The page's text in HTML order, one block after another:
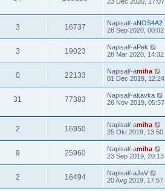
3 16737 Napisal/-aNOS4A2
28 Sep 2020, 00:02
3 19023 Napisal/-aPek
28 Mar 2020, 14:32
0 22133 Napisal/-amiha
01 Dec 2019, 12:24
31 77383 Napisal/-akavka
26 Nov 2019, 05:57
2 16950 Napisal/-amiha
25 Okt 2019, 13:50
9 25960 Napisal/-amiha
23 Sep 2019, 20:13
2 16494 Napisal/-aJaV
20 Avg 2019, 17:57